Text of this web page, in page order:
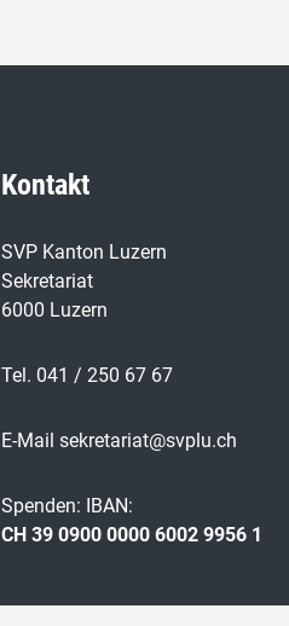
Kontakt
SVP Kanton Luzern
Sekretariat
6000 Luzern
Tel. 041 / 250 67 67
E-Mailsekretariat@svplu.ch
Spenden: IBAN:
CH 39 0900 0000 6002 9956 1